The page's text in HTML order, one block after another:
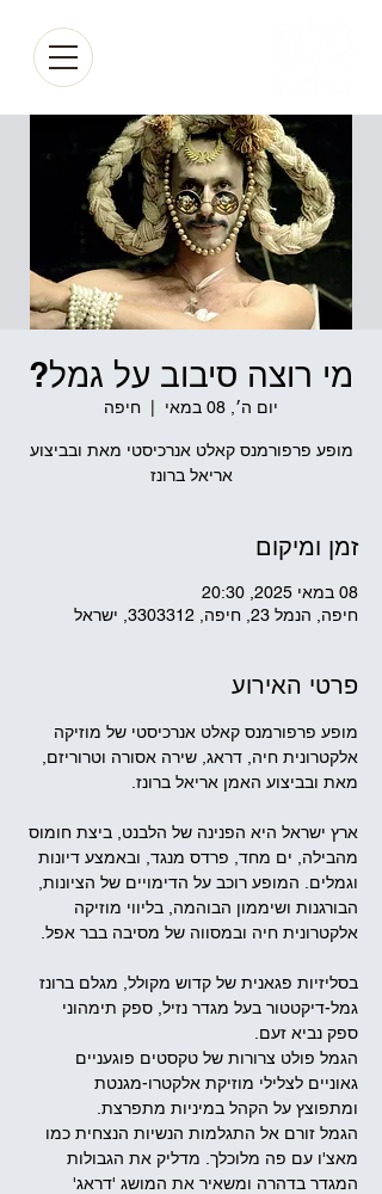
מי רוצה סיבוב על גמל?
יום ה׳, 08 במאי חיפה
מופע פרפורמנס קאלט אנרכיסטי מאת ובביצוע
אריאל ברונז
זמן ומיקום
08 במאי 2025, 20:30
חיפה, הנמל 23, חיפה, 3303312, ישראל
פרטי האירוע
מופע פרפורמנס קאלט אנרכיסטי של מוזיקה
אלקטרונית חיה, דראג, שירה אסורה וטרוריזם,
מאת ובביצוע האמן אריאל ברונז.
ארץ ישראל היא הפנינה של הלבנט, ביצת חומוס
מהבילה, ים מחד, פרדס מנגד, ובאמצע דיונות
וגמלים. המופע רוכב על הדימויים של הציונות,
הבורגנות ושיממון הבוהמה, בליווי מוזיקה
אלקטרונית חיה ובמסווה של מסיבה בבר אפל.
בסליזיות פגאנית של קדוש מקולל, מגלם ברונז
גמל-דיקטטור בעל מגדר נזיל, ספק תימהוני
ספק נביא זעם.
הגמל פולט צרורות של טקסטים פוגעניים
גאוניים לצלילי מוזיקת אלקטרו-מגנטת
ומתפוצץ על הקהל במיניות מתפרצת.
הגמל זורם אל התגלמות הנשיות הנצחית כמו
מאצ'ו עם פה מלוכלך. מדליק את הגבולות
המגדר בדהרה ומשאיר את המושג 'דראג'